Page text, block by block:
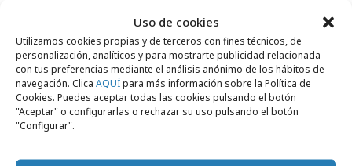
Uso de cookies
Utilizamos cookies propias y de terceros con fines técnicos, de
personalización, analíticos y para mostrarte publicidad relacionada
con tus preferencias mediante el análisis anónimo de los hábitos de
navegación. Clica AQUÍpara más información sobre la Política de
Cookies. Puedes aceptar todas las cookies pulsando el botón
"Aceptar" o configurarlas o rechazar su uso pulsando el botón
"Configurar".